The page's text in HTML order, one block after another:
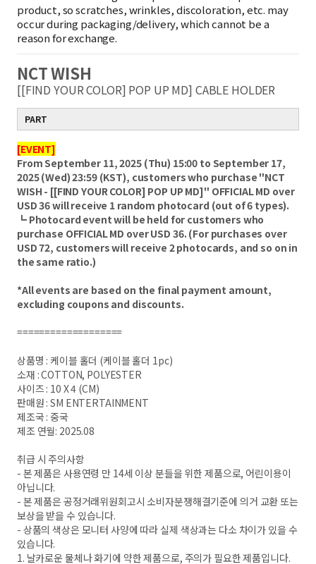
product, so scratches, wrinkles, discoloration, etc. may
occur during packaging/delivery, which cannot be a
reason for exchange.
NCT WISH
[[FIND YOUR COLOR] POP UP MD] CABLE HOLDER
PART
[EVENT]
From September 11, 2025 (Thu) 15:00 to September 17,
2025 (Wed) 23:59 (KST), customers who purchase "NCT
WISH - [[FIND YOUR COLOR] POP UP MD]" OFFICIAL MD over
USD 36 will receive 1 random photocard (out of 6 types).
┗ Photocard event will be held for customers who
purchase OFFICIAL MD over USD 36. (For purchases over
USD 72, customers will receive 2 photocards, and so on in
the same ratio.)
*All events are based on the final payment amount,
excluding coupons and discounts.
===================
상품명 : 케이블 홀더 (케이블 홀더 1pc)
소재 : COTTON, POLYESTER
사이즈 : 10 X 4 (CM)
판매원 : SM ENTERTAINMENT
제조국 : 중국
제조 연월: 2025.08
취급 시 주의사항
- 본 제품은 사용연령 만 14세 이상 분들을 위한 제품으로, 어린이용이
아닙니다.
- 본 제품은 공정거래위원회고시 소비자분쟁해결기준에 의거 교환 또는
보상을 받을 수 있습니다.
- 상품의 색상은 모니터 사양에 따라 실제 색상과는 다소 차이가 있을 수
있습니다.
1. 날카로운 물체나 화기에 약한 제품으로, 주의가 필요한 제품입니다.